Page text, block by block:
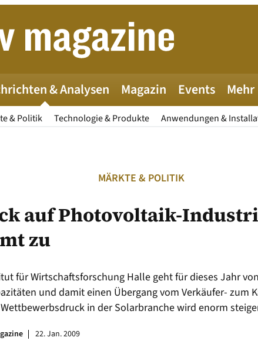
& Analysen
& Politik Technologie & Produkte Anwendungen &
Magazin Events Mehr
MÄRKTE & POLITIK
auf Photovoltaik-
zu
für Wirtschaftsforschung Halle geht für dieses Jahr
und damit einen Übergang vom Verkäufer- zum
Wettbewerbsdruck in der Solarbranche wird enorm
22. Jan. 2009
PV MAGAZINE
Alles neu? Rahmenbedingungen,
Energiemanagement und
Geschäftsmodelle